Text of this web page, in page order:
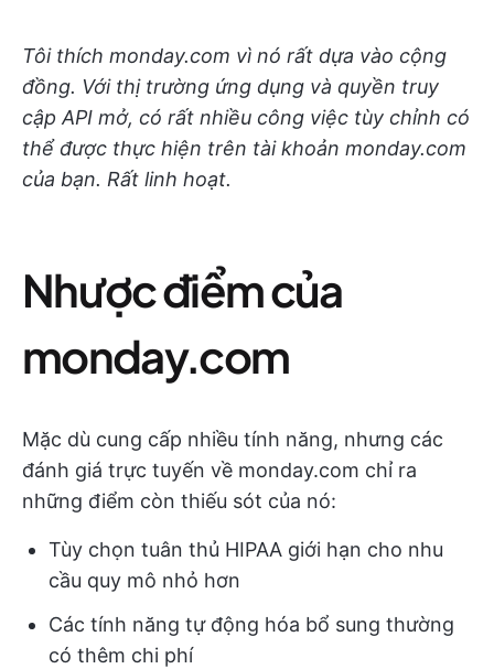
Tôi thích monday.com vì nó rất dựa vào cộng
đồng. Với thị trường ứng dụng và quyền truy
cập API mở, có rất nhiều công việc tùy chỉnh có
thể được thực hiện trên tài khoản monday.com
của bạn. Rất linh hoạt.
Nhược điểm của
monday.com
Mặc dù cung cấp nhiều tính năng, nhưng các
đánh giá trực tuyến về monday.com chỉ ra
những điểm còn thiếu sót của nó:
Tùy chọn tuân thủ HIPAA giới hạn cho nhu
cầu quy mô nhỏ hơn
Các tính năng tự động hóa bổ sung thường
có thêm chi phí